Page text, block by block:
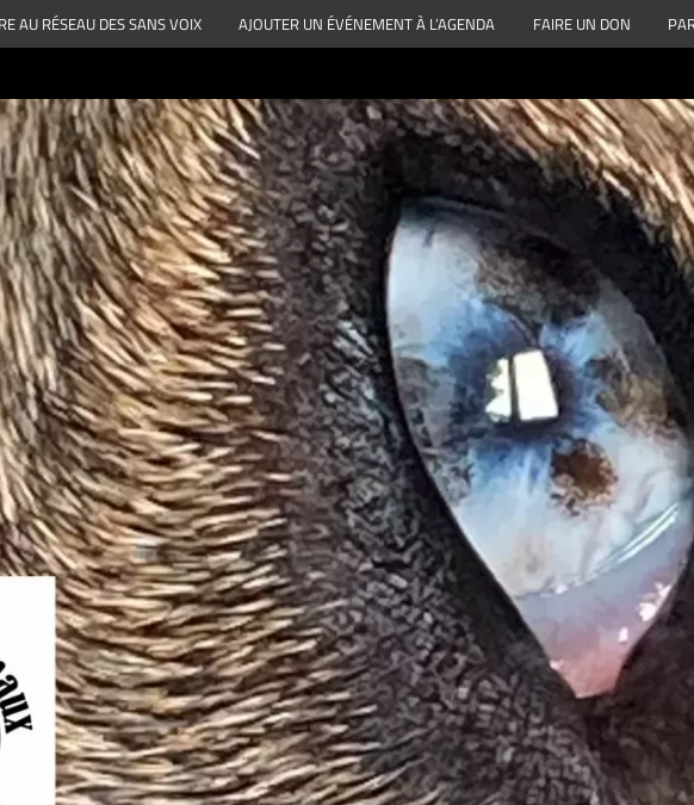
AU RÉSEAU DES SANS VOIX AJOUTER UN ÉVÉNEMENT À L’AGENDA FAIRE UN DON